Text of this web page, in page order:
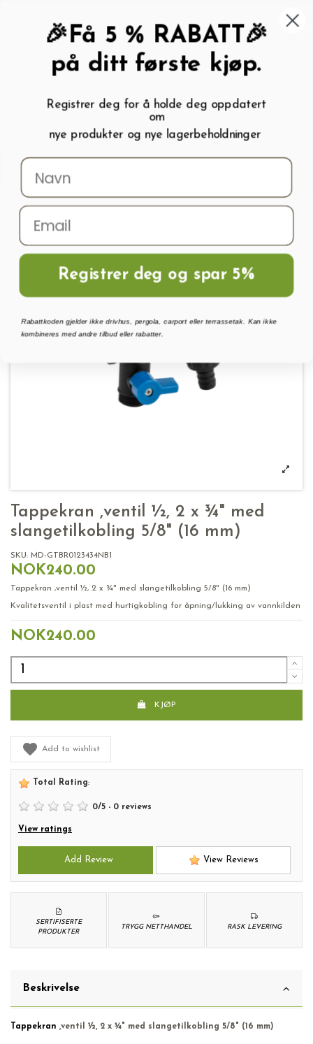
My wishlist ( 0
Menu Søk Logg inn Handlevogn
Hjem
slangetilkobling 5/8" (16 mm)
Tappekran ,ventil ½, 2 x ¾" med
slangetilkobling 5/8" (16 mm)
SKU: MD-GTBR0123434NB1
NOK240.00
Tappekran ,ventil ½, 2 x ¾" med slangetilkobling 5/8" (16 mm)
Kvalitetsventil i plast med hurtigkobling for åpning/lukking av vannkilden
NOK240.00
KJØP
Add to wishlist
Total Rating:
0/5 - 0 reviews
View ratings
Add Review View Reviews
RASK LEVERING
TRYGG NETTHANDEL
SERTIFISERTE
PRODUKTER
Beskrivelse
Tappekran ,ventil ½, 2 x ¾" med slangetilkobling 5/8" (16 mm)
🎉Få 5 % RABATT🎉
på ditt første kjøp.
Registrer deg for å holde deg oppdatert
om
nye produkter og nye lagerbeholdninger
Registrer deg og spar 5%
Rabattkoden gjelder ikke drivhus, pergola, carport eller terrassetak. Kan ikke
kombineres med andre tilbud eller rabatter.